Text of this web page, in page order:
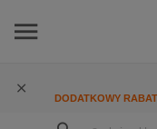
DODATKOWY RABAT